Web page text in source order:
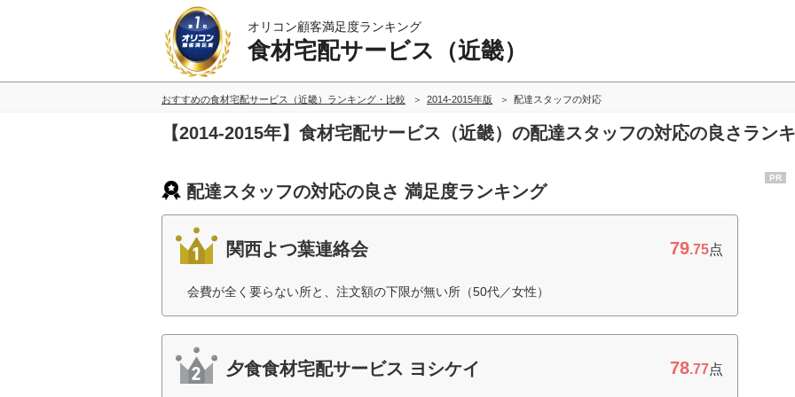
オリコン顧客満足度ランキング
食材宅配サービス（近畿）
おすすめの食材宅配サービス（近畿）ランキング・比較 2014-2015年版 配達スタッフの対応
【2014-2015年】食材宅配サービス（近畿）の配達スタッフの対応の良さラン
配達スタッフの対応の良さ 満足度ランキング
関西よつ葉連絡会 79.75点
会費が全く要らない所と、注文額の下限が無い所（50代／女性）
夕食食材宅配サービス ヨシケイ 78.77点
PR